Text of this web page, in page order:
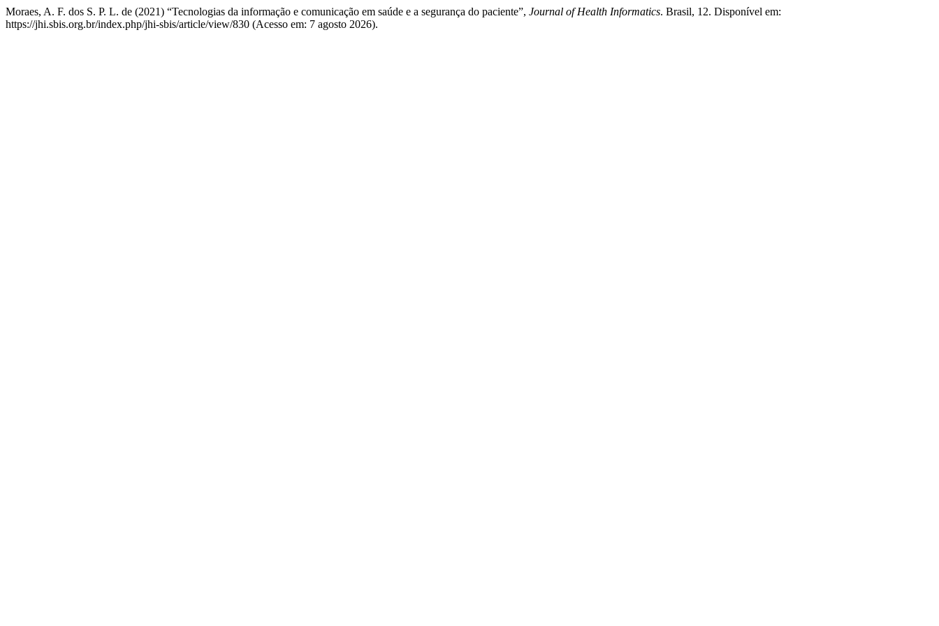
Moraes, A. F. dos S. P. L. de (2021) “Tecnologias da informação e comunicação em saúde e a segurança do paciente”, Journal of Health Informatics. Brasil, 12. Disponível em:
https://jhi.sbis.org.br/index.php/jhi-sbis/article/view/830 (Acesso em: 7 agosto 2026).